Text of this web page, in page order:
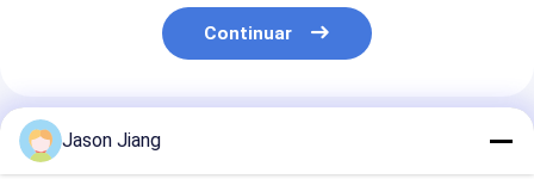
Continuar
Productos Recomendados
Jason Jiang